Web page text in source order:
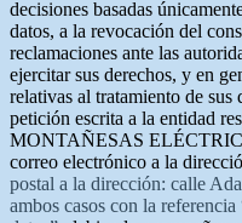
decisiones basadas
datos, a la revocación del
reclamaciones ante las
ejercitar sus derechos, y en
relativas al tratamiento de sus
petición escrita a la entidad
MONTAÑESAS
correo electrónico a la
postal a la dirección: calle
ambos casos con la